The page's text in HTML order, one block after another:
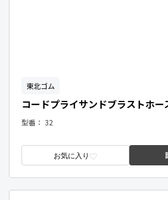
東北ゴム
コードプライサンドブラストホー
型番： 32
お気に入り